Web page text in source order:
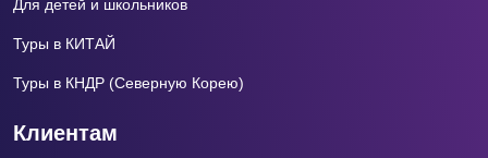
Для детей и школьников
Туры в КИТАЙ
Туры в КНДР (Северную Корею)
Клиентам